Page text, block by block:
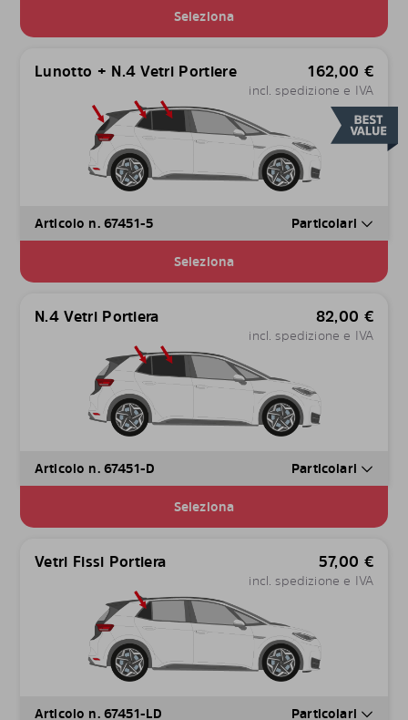
Seleziona
Lunotto + N.4 Vetri Portiere 162,00 €
incl. spedizione e IVA
Articolo n. 67451-5 Particolari
Seleziona
N.4 Vetri Portiera 82,00 €
incl. spedizione e IVA
Articolo n. 67451-D Particolari
Seleziona
Vetri Fissi Portiera 57,00 €
incl. spedizione e IVA
Articolo n. 67451-LD Particolari